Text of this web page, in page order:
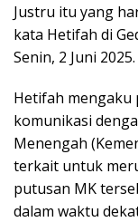
Justru itu yang
kata Hetifah di
Senin, 2 Juni 2025.
Hetifah mengaku
komunikasi
Menengah
terkait untuk
putusan MK
dalam waktu